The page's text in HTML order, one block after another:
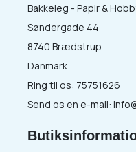
Bakkeleg - Papir &
Søndergade 44
8740 Brædstrup
Danmark
Ring til os: 75751626
Send os en e-mail: